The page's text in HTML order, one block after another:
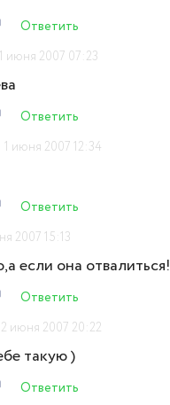
Ответить
1 июня 2007 07:23
Ответить
1 июня 2007 12:34
Ответить
2007 15:13
если она отвалиться!
Ответить
2 июня 2007 20:22
такую )
Ответить